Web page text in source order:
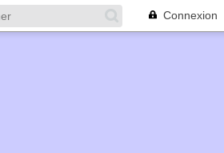
Connexion